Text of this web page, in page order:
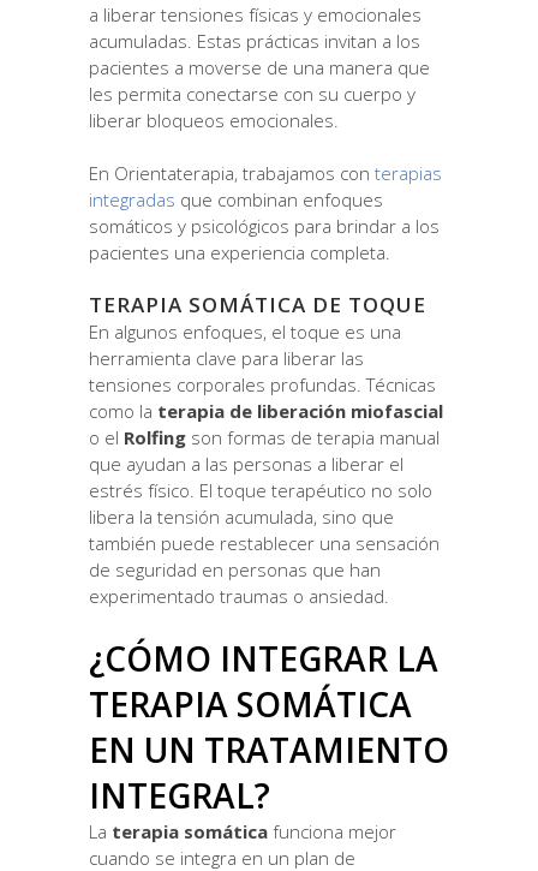
a liberar tensiones físicas y emocionales
acumuladas. Estas prácticas invitan a los
pacientes a moverse de una manera que
les permita conectarse con su cuerpo y
liberar bloqueos emocionales.
En Orientaterapia, trabajamos con terapias
integradas que combinan enfoques
somáticos y psicológicos para brindar a los
pacientes una experiencia completa.
TERAPIA SOMÁTICA DE TOQUE
En algunos enfoques, el toque es una
herramienta clave para liberar las
tensiones corporales profundas. Técnicas
como la terapia de liberación miofascial
o el Rolfing son formas de terapia manual
que ayudan a las personas a liberar el
estrés físico. El toque terapéutico no solo
libera la tensión acumulada, sino que
también puede restablecer una sensación
de seguridad en personas que han
experimentado traumas o ansiedad.
¿CÓMO INTEGRAR LA
TERAPIA SOMÁTICA
EN UN TRATAMIENTO
INTEGRAL?
La terapia somática funciona mejor
cuando se integra en un plan de